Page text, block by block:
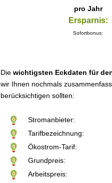
pro Jahr
Ersparnis:
Sofortbonus:
Die wichtigsten Eckdaten für
wir Ihnen nochmals
berücksichtigen sollten:
Stromanbieter:
Tarifbezeichnung:
Ökostrom-Tarif:
Grundpreis:
Arbeitspreis: